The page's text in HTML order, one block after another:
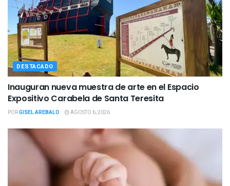
DESTACADO
Inauguran nueva muestra de arte en el Espacio
Expositivo Carabela de Santa Teresita
PORGISEL AREBALO AGOSTO 6, 2026